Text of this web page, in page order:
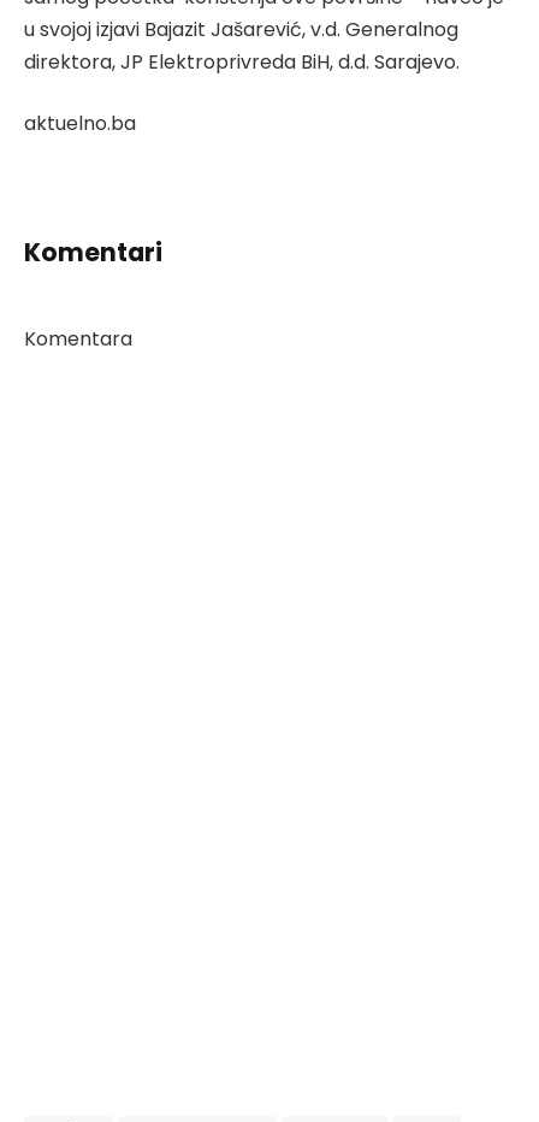
u svojoj izjavi Bajazit Jašarević, v.d. Generalnog
direktora, JP Elektroprivreda BiH, d.d. Sarajevo.
aktuelno.ba
Komentari
Komentara